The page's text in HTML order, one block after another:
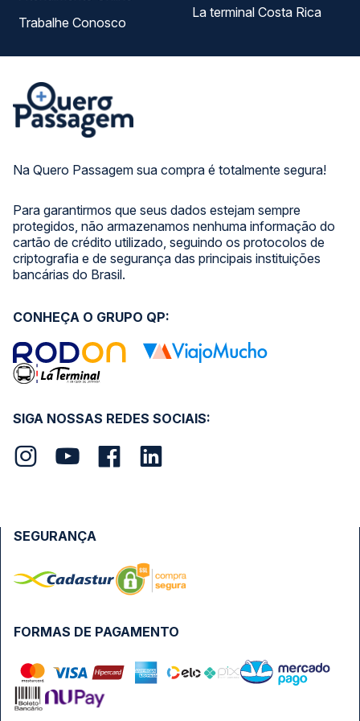
Na Quero Passagem sua compra é totalmente segura!
Para garantirmos que seus dados estejam sempre
protegidos, não armazenamos nenhuma informação do
cartão de crédito utilizado, seguindo os protocolos de
criptografia e de segurança das principais instituições
bancárias do Brasil.
Trabalhe Conosco
La terminal Costa Rica
SIGA NOSSAS REDES SOCIAIS:
CONHEÇA O GRUPO QP:
FORMAS DE PAGAMENTO
SEGURANÇA